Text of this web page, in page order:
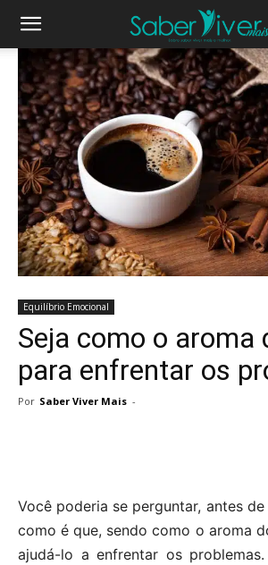
Equilíbrio Emocional
Seja como o aroma
para enfrentar os
Por Saber Viver Mais -
Você poderia se perguntar, antes
como é que, sendo como o aroma
ajudá-lo a enfrentar os